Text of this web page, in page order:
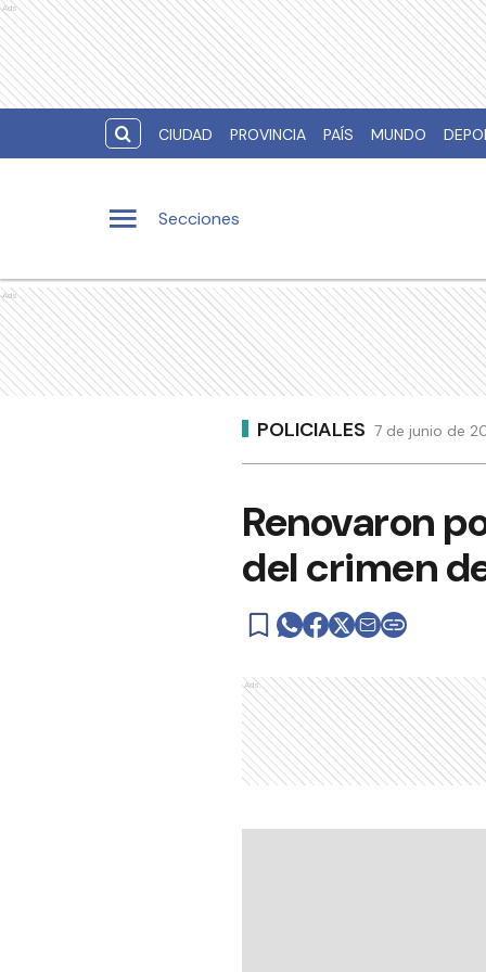
Ads
CIUDAD PROVINCIA PAÍS MUNDO
Secciones
Ads
POLICIALES 7 de junio de
Renovaron
del crimen
Ads